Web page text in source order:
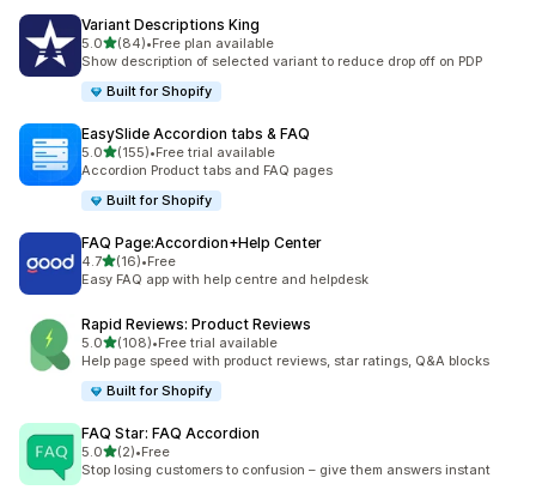
Variant Descriptions King
5.05つ星中
(84)
合計レビュー数：84件
•Free plan available
Show description of selected variant to reduce drop off on PDP
Built for Shopify
EasySlide Accordion tabs & FAQ
5.05つ星中
(155)
合計レビュー数：155件
•Free trial available
Accordion Product tabs and FAQ pages
Built for Shopify
FAQ Page:Accordion+Help Center
4.75つ星中
(16)
合計レビュー数：16件
•Free
Easy FAQ app with help centre and helpdesk
Rapid Reviews: Product Reviews
5.05つ星中
(108)
合計レビュー数：108件
•Free trial available
Help page speed with product reviews, star ratings, Q&A blocks
Built for Shopify
FAQ Star: FAQ Accordion
5.05つ星中
(2)
合計レビュー数：2件
•Free
Stop losing customers to confusion – give them answers instant